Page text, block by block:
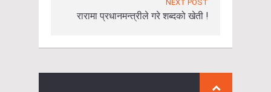
NEXT POST
रारामा प्रधानमन्त्रीले गरे शब्दको खेती !